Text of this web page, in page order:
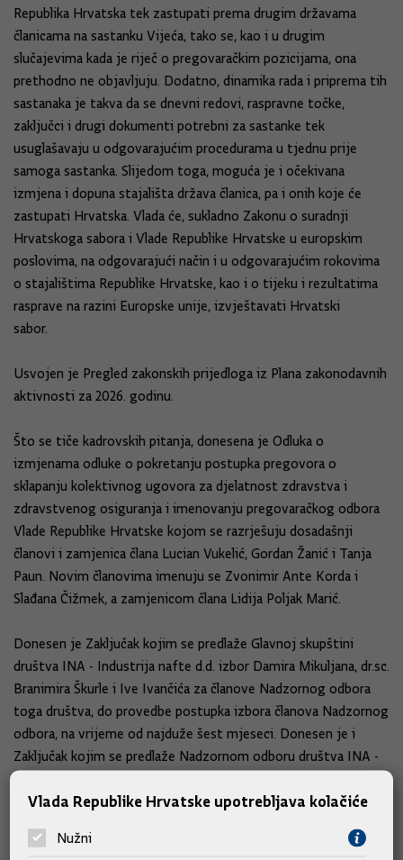
Republika Hrvatska tek zastupati prema drugim državama
članicama na sastanku Vijeća, tako se, kao i u drugim
slučajevima kada je riječ o pregovaračkim pozicijama, ona
prethodno ne objavljuju. Dodatno, dinamika rada i priprema tih
sastanaka je takva da se dnevni redovi, raspravne točke,
zaključci i drugi dokumenti potrebni za sastanke tek
usuglašavaju u odgovarajućim procedurama u tjednu prije
samoga sastanka. Slijedom toga, moguća je i očekivana
izmjena i dopuna stajališta država članica, pa i onih koje će
zastupati Hrvatska. Vlada će, sukladno Zakonu o suradnji
Hrvatskoga sabora i Vlade Republike Hrvatske u europskim
poslovima, na odgovarajući način i u odgovarajućim rokovima
o stajalištima Republike Hrvatske, kao i o tijeku i rezultatima
rasprave na razini Europske unije, izvještavati Hrvatski
sabor.
Usvojen je Pregled zakonskih prijedloga iz Plana zakonodavnih
aktivnosti za 2026. godinu.
Što se tiče kadrovskih pitanja, donesena je Odluka o
izmjenama odluke o pokretanju postupka pregovora o
sklapanju kolektivnog ugovora za djelatnost zdravstva i
zdravstvenog osiguranja i imenovanju pregovaračkog odbora
Vlade Republike Hrvatske kojom se razrješuju dosadašnji
članovi i zamjenica člana Lucian Vukelić, Gordan Žanić i Tanja
Paun. Novim članovima imenuju se Zvonimir Ante Korda i
Slađana Čižmek, a zamjenicom člana Lidija Poljak Marić.
Donesen je Zaključak kojim se predlaže Glavnoj skupštini
društva INA - Industrija nafte d.d. izbor Damira Mikuljana, dr.sc.
Branimira Škurle i Ive Ivančića za članove Nadzornog odbora
toga društva, do provedbe postupka izbora članova Nadzornog
odbora, na vrijeme od najduže šest mjeseci. Donesen je i
Zaključak kojim se predlaže Nadzornom odboru društva INA -
Nadzornog odbora, na vrijeme od najduže šest mjeseci.
Donesen je Zaključak kojim se predlaže Skupštini društva
Vlada Republike Hrvatske upotrebljava kolačiće
Nužni